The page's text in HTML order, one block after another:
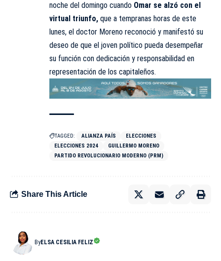
noche del domingo cuando Omar se alzó con el
virtual triunfo, que a tempranas horas de este
lunes, el doctor Moreno reconoció y manifestó su
deseo de que el joven político pueda desempeñar
su función con dedicación y responsabilidad en
representación de los capitaleños.
TAGGED: ALIANZA PAÍS
ELECCIONES
ELECCIONES 2024
GUILLERMO MORENO
PARTIDO REVOLUCIONARIO MODERNO (PRM)
Share This Article
ByELSA CESILIA FELIZ